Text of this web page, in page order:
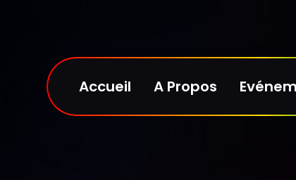
Accueil A Propos